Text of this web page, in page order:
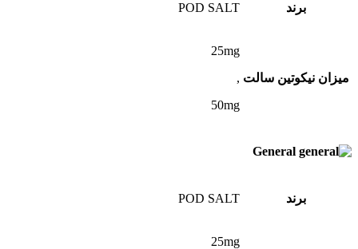
برند POD SALT
میزان نیکوتین سالت
25mg
,
50mg
General
برند POD SALT
25mg